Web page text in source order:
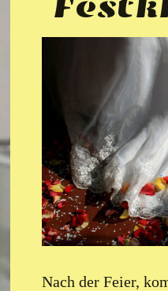
Nach der Feier,